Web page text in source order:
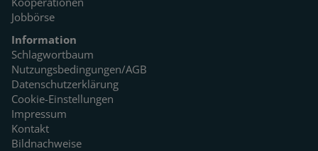
Jobbörse
Information
Schlagwortbaum
Nutzungsbedingungen/AGB
Datenschutzerklärung
Cookie-Einstellungen
Impressum
Kontakt
Bildnachweise